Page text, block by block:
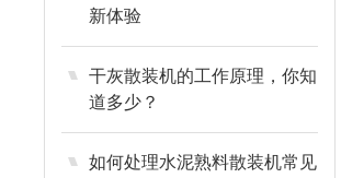
新体验
干灰散装机的工作原理，你知
道多少？
如何处理水泥熟料散装机常见